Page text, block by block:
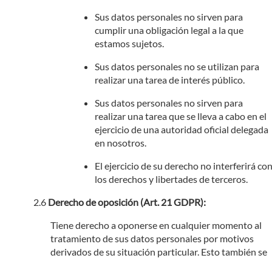
Sus datos personales no sirven para
cumplir una obligación legal a la que
estamos sujetos.
Sus datos personales no se utilizan para
realizar una tarea de interés público.
Sus datos personales no sirven para
realizar una tarea que se lleva a cabo en el
ejercicio de una autoridad oficial delegada
en nosotros.
El ejercicio de su derecho no interferirá con
los derechos y libertades de terceros.
Derecho de oposición (Art. 21 GDPR):
Tiene derecho a oponerse en cualquier momento al
tratamiento de sus datos personales por motivos
derivados de su situación particular. Esto también se